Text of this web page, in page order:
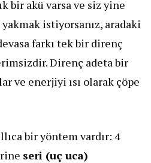
bir akü varsa ve siz yine
istiyorsanız, aradaki
farkı tek bir direnç
Direnç adeta bir
ve enerjiyi ısı olarak çöpe
bir yöntem vardır: 4
seri (uç uca)